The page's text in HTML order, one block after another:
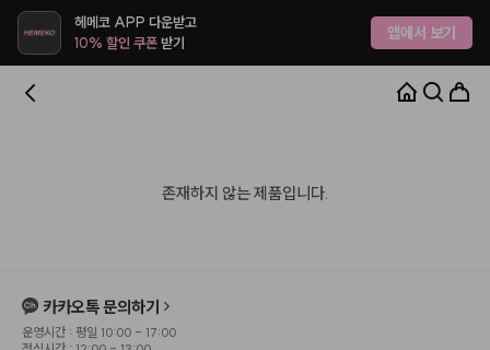
헤메코 APP 다운받고
10% 할인 쿠폰받기 앱에서 보기
존재하지 않는 제품입니다.
카카오톡 문의하기
운영시간 : 평일 10:00 - 17:00